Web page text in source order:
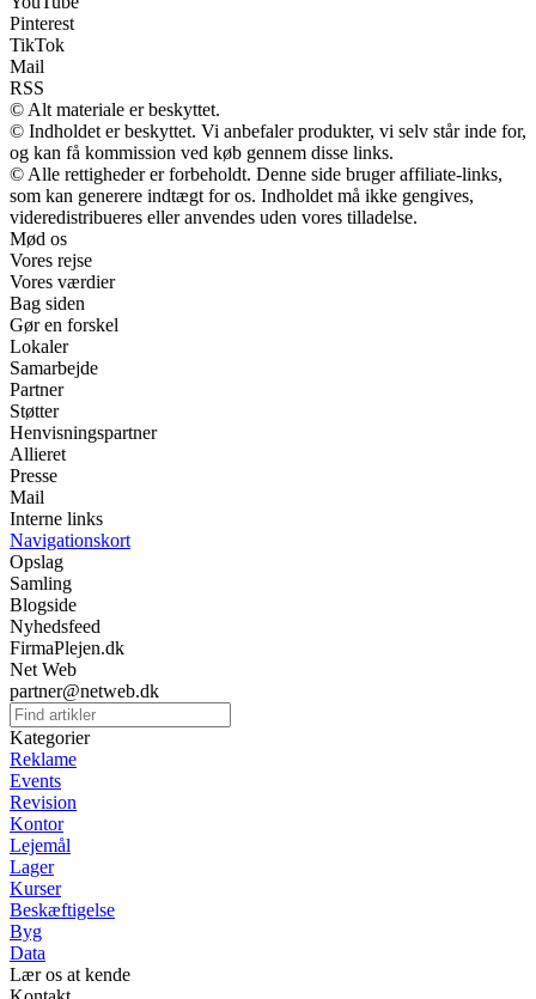
Pinterest
TikTok
Mail
RSS
© Alt materiale er beskyttet.
© Indholdet er beskyttet. Vi anbefaler produkter, vi selv står inde for,
og kan få kommission ved køb gennem disse links.
© Alle rettigheder er forbeholdt. Denne side bruger affiliate-links,
som kan generere indtægt for os. Indholdet må ikke gengives,
videredistribueres eller anvendes uden vores tilladelse.
Mød os
Vores rejse
Vores værdier
Bag siden
Gør en forskel
Lokaler
Samarbejde
Partner
Støtter
Henvisningspartner
Allieret
Presse
Mail
Interne links
Navigationskort
Opslag
Samling
Blogside
Nyhedsfeed
FirmaPlejen.dk
Net Web
partner@netweb.dk
Kategorier
Reklame
Events
Revision
Kontor
Lejemål
Lager
Kurser
Beskæftigelse
Byg
Data
Lær os at kende